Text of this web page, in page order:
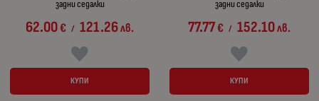
задни седалки
62.00€ / 121.26лв.
КУПИ
задни седалки
77.77€ / 152.10лв.
КУПИ